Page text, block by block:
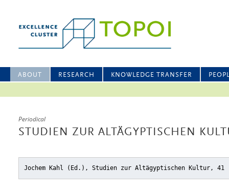
ABOUT RESEARCH KNOWLEDGE TRANSFER
Periodical
STUDIEN ZUR ALTÄGYPTISCHEN
Jochem Kahl (Ed.), Studien zur Altägyptischen Kultur, 41